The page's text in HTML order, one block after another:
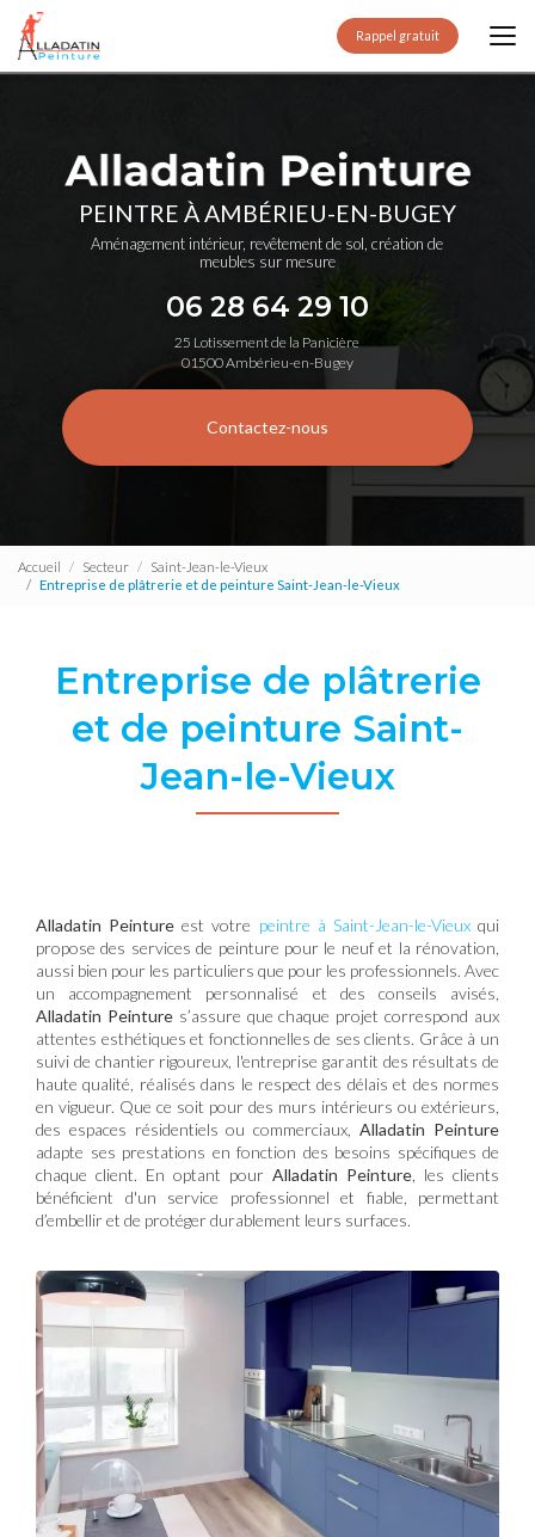
Aller
contenu
principal
Rappel gratuit
PEINTRE À AMBÉRIEU-EN-BUGEY
Aménagement intérieur, revêtement de sol, création de
meubles sur mesure
06 28 64 29 10
25 Lotissement de la Panicière
01500 Ambérieu-en-Bugey
Contactez-nous
Accueil Secteur
Saint-Jean-le-Vieux
Entreprise de plâtrerie et de peinture Saint-Jean-le-Vieux
Entreprise de plâtrerie
et de peinture Saint-
Jean-le-Vieux
Alladatin Peintureest votre peintre à Saint-Jean-le-Vieuxqui
propose des services de peinture pour le neuf et la rénovation,
aussi bien pour les particuliers que pour les professionnels. Avec
un accompagnement personnalisé et des conseils avisés,
Alladatin Peintures’assure que chaque projet correspond aux
attentes esthétiques et fonctionnelles de ses clients. Grâce à un
suivi de chantier rigoureux, l'entreprise garantit des résultats de
haute qualité, réalisés dans le respect des délais et des normes
en vigueur. Que ce soit pour des murs intérieurs ou extérieurs,
des espaces résidentiels ou commerciaux, Alladatin Peinture
adapte ses prestations en fonction des besoins spécifiques de
chaque client. En optant pour Alladatin Peinture , les clients
bénéficient d'un service professionnel et fiable, permettant
d’embellir et de protéger durablement leurs surfaces.